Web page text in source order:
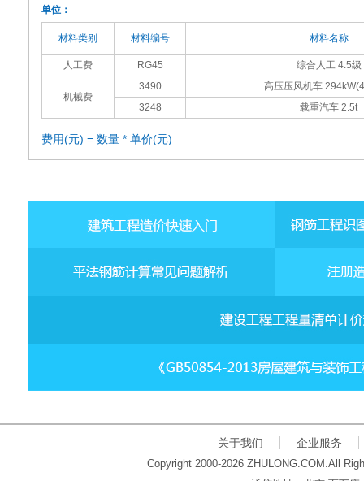
单位：
材料类别 材料编号 材料名称
人工费 RG45 综合人工 4.5级
机械费
3490
高压压风机车
3248
载重汽车 2.5t
费用(元) = 数量 * 单价(元)
关于我们 企业服务
Copyright 2000-2026 ZHULONG.COM.All